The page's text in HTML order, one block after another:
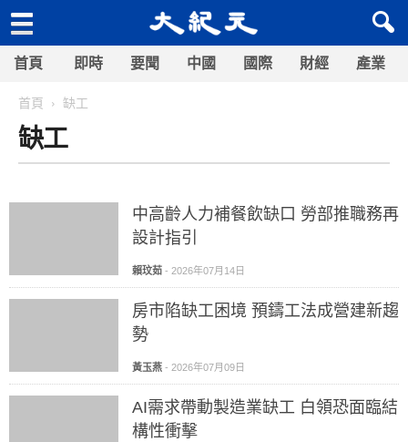
首頁 即時 要聞 中國 國際 財經 產業
首頁 缺工
缺工
中高齡人力補餐飲缺口 勞部推職務再
設計指引
賴玟茹 - 2026年07月14日
房市陷缺工困境 預鑄工法成營建新趨
勢
黃玉燕 - 2026年07月09日
AI需求帶動製造業缺工 白領恐面臨結
構性衝擊